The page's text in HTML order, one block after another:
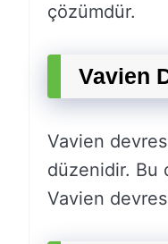
çözümdür.
Vavien
Vavien
düzenidir. Bu
Vavien